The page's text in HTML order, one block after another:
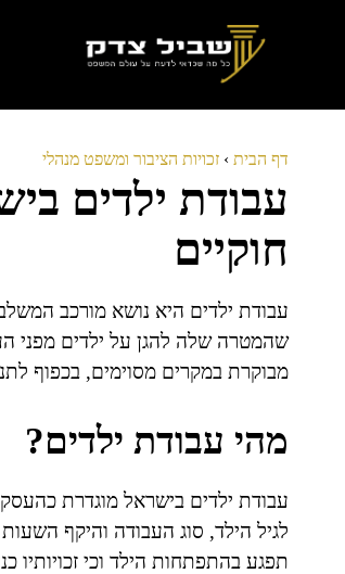
דף הבית › זכויות הציבור ומשפט מנהלי
עבודת ילדים
חוקיים
עבודת ילדים היא נושא מורכב
שהמטרה שלה להגן על ילדים מפני
מבוקרת במקרים מסוימים, בכפוף
מהי עבודת ילדים?
לגיל הילד, סוג העבודה והיקף
תפגע בהתפתחות הילד וכי זכויותיו